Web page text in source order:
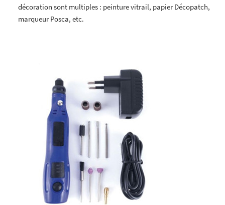
décoration sont multiples : peinture vitrail, papier Décopatch,
marqueur Posca, etc.